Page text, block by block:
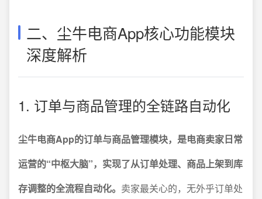
二、尘牛电商App核心功能模块
深度解析
1. 订单与商品管理的全链路自动化
尘牛电商App的订单与商品管理模块，是电商卖家日常
运营的“中枢大脑”，实现了从订单处理、商品上架到库
存调整的全流程自动化。 卖家最关心的，无外乎订单处